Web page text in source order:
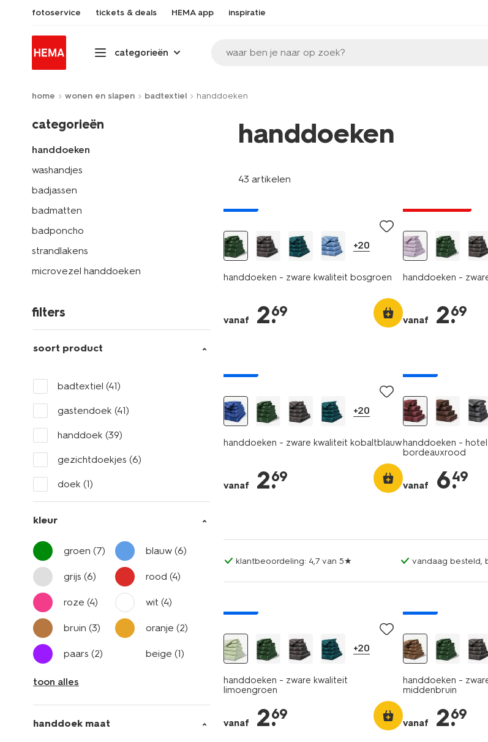
fotoservice tickets & deals HEMA app inspiratie
categorieën waar ben je naar op zoek?
home wonen en slapen badtextiel handdoeken
categorieën
handdoeken
washandjes
badjassen
badmatten
badponcho
strandlakens
microvezel handdoeken
filters
soort product
badtextiel (41)
gastendoek (41)
handdoek (39)
gezichtdoekjes (6)
doek (1)
kleur
groen (7) blauw(6)
grijs (6) rood(4)
roze (4) wit(4)
bruin (3) oranje(2)
paars (2) beige(1)
toon alles
handdoek maat
handdoeken
43 artikelen
+20
handdoeken - zware kwaliteit bosgroen
vanaf 2.
69
handdoeken -
vanaf 2.
69
+20
handdoeken - zware kwaliteit kobaltblauw
vanaf 2.
69
handdoeken -
bordeauxrood
vanaf 6.
49
klantbeoordeling: 4,7 van 5★ vandaag besteld,
+20
handdoeken - zware kwaliteit
limoengroen
vanaf 2.
69
handdoeken -
middenbruin
vanaf 2.
69